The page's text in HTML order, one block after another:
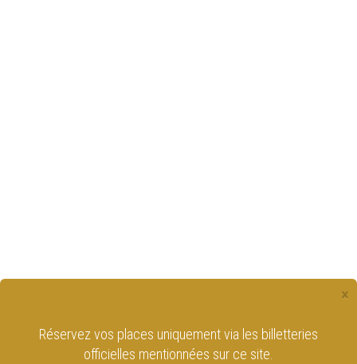
×
Réservez vos places uniquement via les billetteries
officielles mentionnées sur ce site.